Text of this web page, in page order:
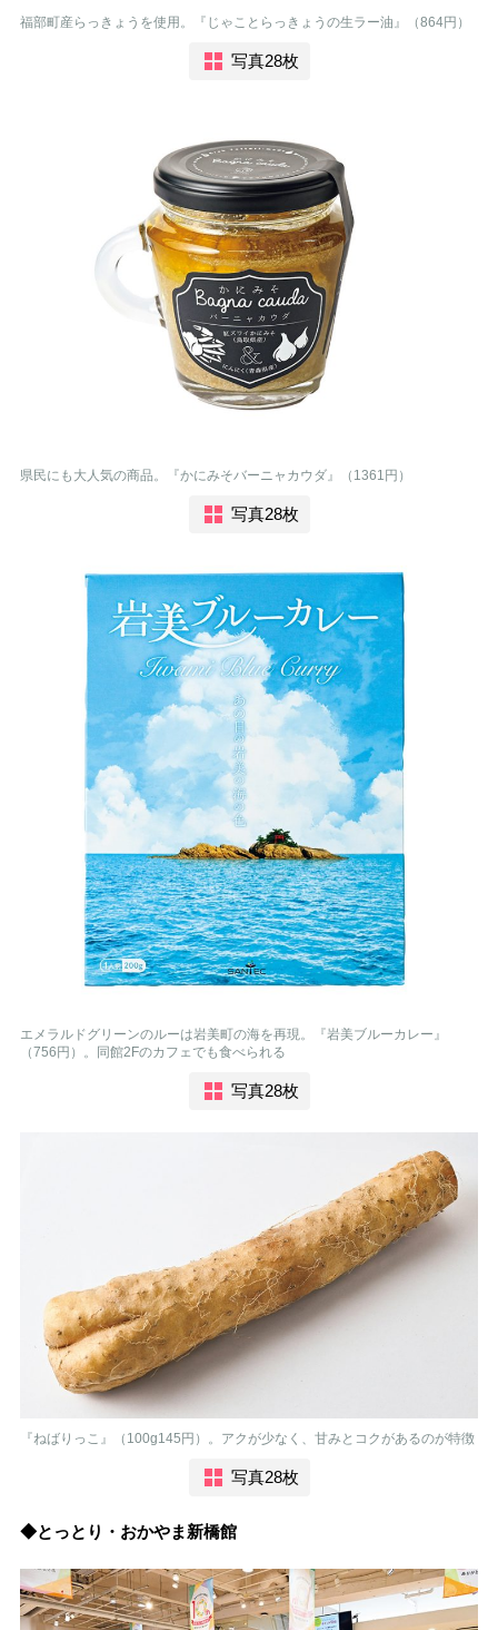
福部町産らっきょうを使用。『じゃことらっきょうの生ラー油』（864円）
写真28枚
県民にも大人気の商品。『かにみそバーニャカウダ』（1361円）
写真28枚
エメラルドグリーンのルーは岩美町の海を再現。『岩美ブルーカレー』
（756円）。同館2Fのカフェでも食べられる
写真28枚
『ねばりっこ』（100g145円）。アクが少なく、甘みとコクがあるのが特徴
写真28枚
◆とっとり・おかやま新橋館